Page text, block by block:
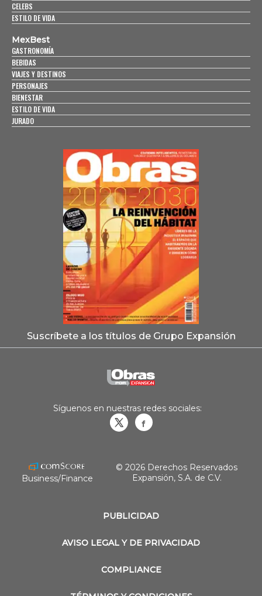
CELEBS
ESTILO DE VIDA
MexBest
GASTRONOMÍA
BEBIDAS
VIAJES Y DESTINOS
PERSONAJES
BIENESTAR
ESTILO DE VIDA
JURADO
Suscríbete a los títulos de Grupo Expansión
PUBLICIDAD
AVISO LEGAL Y DE PRIVACIDAD
COMPLIANCE
Síguenos en nuestras redes sociales:
Business/Finance
© 2026 Derechos Reservados
Expansión, S.A. de C.V.